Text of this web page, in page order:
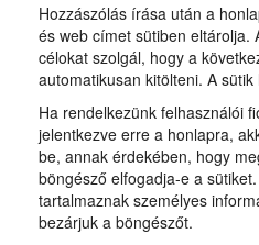
Hozzászólás írása után a
és web címet sütiben eltárolja.
célokat szolgál, hogy a
automatikusan kitölteni. A sütik
Ha rendelkezünk felhasználói
jelentkezve erre a honlapra,
be, annak érdekében, hogy
böngésző elfogadja-e a
tartalmaznak személyes
bezárjuk a böngészőt.